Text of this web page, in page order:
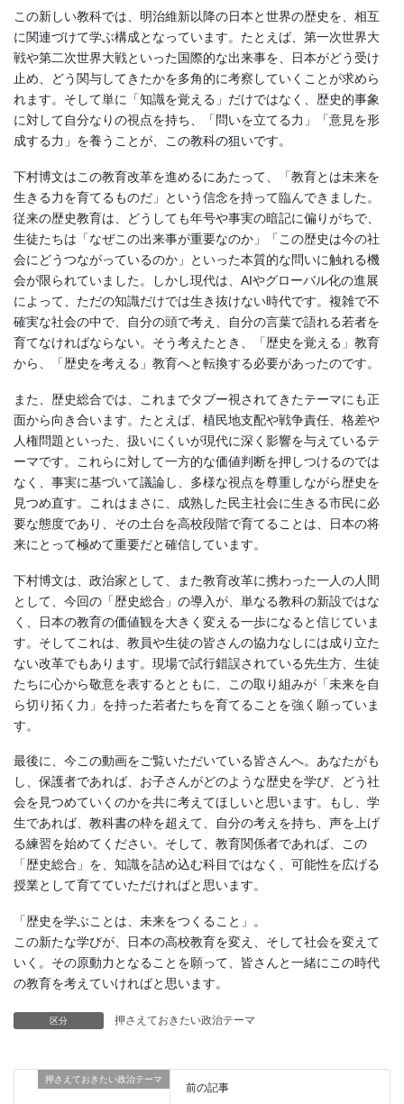
この新しい教科では、明治維新以降の日本と世界の歴史を、相互
に関連づけて学ぶ構成となっています。たとえば、第一次世界大
戦や第二次世界大戦といった国際的な出来事を、日本がどう受け
止め、どう関与してきたかを多角的に考察していくことが求めら
れます。そして単に「知識を覚える」だけではなく、歴史的事象
に対して自分なりの視点を持ち、「問いを立てる力」「意見を形
成する力」を養うことが、この教科の狙いです。
下村博文はこの教育改革を進めるにあたって、「教育とは未来を
生きる力を育てるものだ」という信念を持って臨んできました。
従来の歴史教育は、どうしても年号や事実の暗記に偏りがちで、
生徒たちは「なぜこの出来事が重要なのか」「この歴史は今の社
会にどうつながっているのか」といった本質的な問いに触れる機
会が限られていました。しかし現代は、AIやグローバル化の進展
によって、ただの知識だけでは生き抜けない時代です。複雑で不
確実な社会の中で、自分の頭で考え、自分の言葉で語れる若者を
育てなければならない。そう考えたとき、「歴史を覚える」教育
から、「歴史を考える」教育へと転換する必要があったのです。
また、歴史総合では、これまでタブー視されてきたテーマにも正
面から向き合います。たとえば、植民地支配や戦争責任、格差や
人権問題といった、扱いにくいが現代に深く影響を与えているテ
ーマです。これらに対して一方的な価値判断を押しつけるのでは
なく、事実に基づいて議論し、多様な視点を尊重しながら歴史を
見つめ直す。これはまさに、成熟した民主社会に生きる市民に必
要な態度であり、その土台を高校段階で育てることは、日本の将
来にとって極めて重要だと確信しています。
下村博文は、政治家として、また教育改革に携わった一人の人間
として、今回の「歴史総合」の導入が、単なる教科の新設ではな
く、日本の教育の価値観を大きく変える一歩になると信じていま
す。そしてこれは、教員や生徒の皆さんの協力なしには成り立た
ない改革でもあります。現場で試行錯誤されている先生方、生徒
たちに心から敬意を表するとともに、この取り組みが「未来を自
ら切り拓く力」を持った若者たちを育てることを強く願っていま
す。
最後に、今この動画をご覧いただいている皆さんへ。あなたがも
し、保護者であれば、お子さんがどのような歴史を学び、どう社
会を見つめていくのかを共に考えてほしいと思います。もし、学
生であれば、教科書の枠を超えて、自分の考えを持ち、声を上げ
る練習を始めてください。そして、教育関係者であれば、この
「歴史総合」を、知識を詰め込む科目ではなく、可能性を広げる
授業として育てていただければと思います。
「歴史を学ぶことは、未来をつくること」。
この新たな学びが、日本の高校教育を変え、そして社会を変えて
いく。その原動力となることを願って、皆さんと一緒にこの時代
の教育を考えていければと思います。
区分 押さえておきたい政治テーマ
押さえておきたい政治テーマ
前の記事